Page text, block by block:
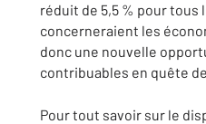
réduit de 5,5 % pour tous
concerneraient les
donc une nouvelle
contribuables en quête
Pour tout savoir sur le